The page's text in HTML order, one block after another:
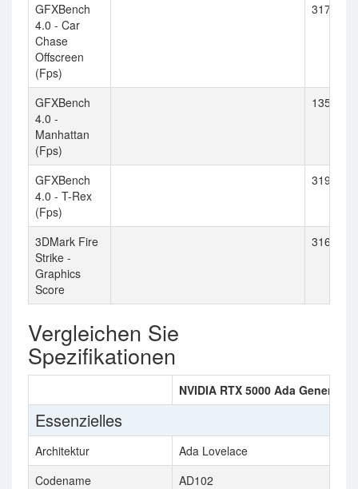
GFXBench
4.0 - Car
Chase
Offscreen
(Fps)
31716
GFXBench
4.0 -
Manhattan
(Fps)
13566
GFXBench
4.0 - T-Rex
(Fps)
31930
3DMark Fire
Strike -
Graphics
Score
3163
Vergleichen Sie
Spezifikationen
NVIDIA RTX 5000 Ada
Essenzielles
Architektur
Ada Lovelace
Codename
AD102